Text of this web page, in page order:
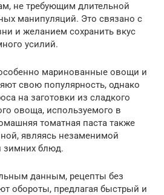
не требующим длительной
манипуляций. Это связано с
и желанием сохранить вкус
усилий.
маринованные овощи и
свою популярность, однако
на заготовки из сладкого
овоща, используемого в
томатная паста также
являясь незаменимой
зимних блюд.
данным, рецепты без
обороты, предлагая быстрый и